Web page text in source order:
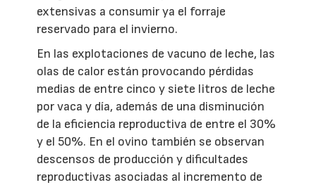
extensivas a consumir ya el forraje
reservado para el invierno.
En las explotaciones de vacuno de leche, las
olas de calor están provocando pérdidas
medias de entre cinco y siete litros de leche
por vaca y día, además de una disminución
de la eficiencia reproductiva de entre el 30%
y el 50%. En el ovino también se observan
descensos de producción y dificultades
reproductivas asociadas al incremento de